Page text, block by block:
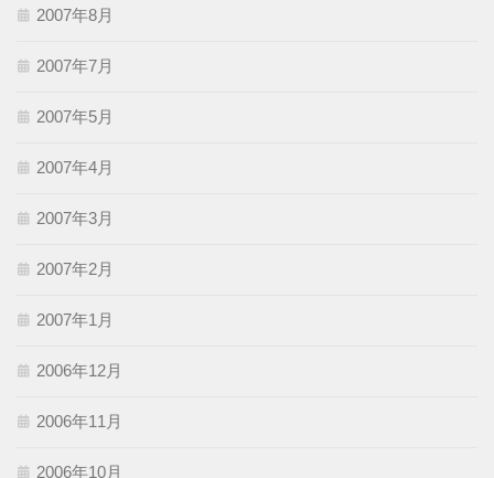
2007年8月
2007年7月
2007年5月
2007年4月
2007年3月
2007年2月
2007年1月
2006年12月
2006年11月
2006年10月